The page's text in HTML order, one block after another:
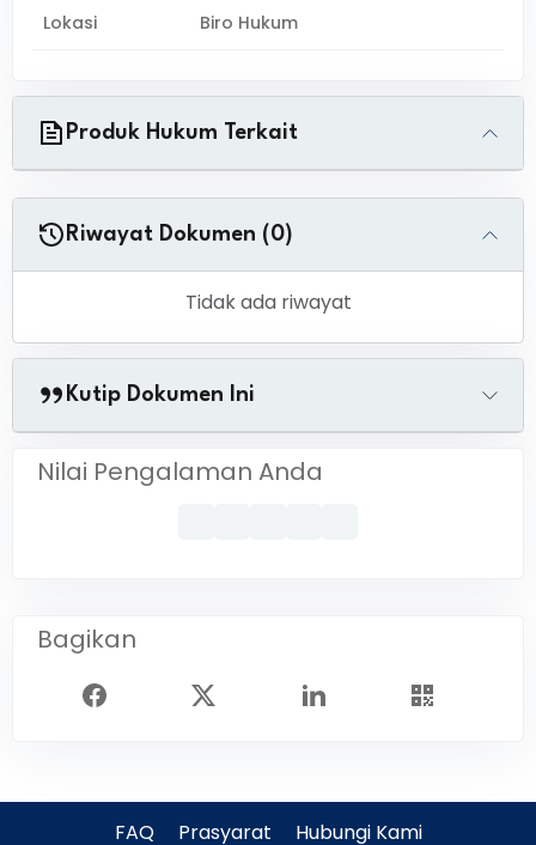
Lokasi Biro Hukum
Produk Hukum Terkait
Riwayat Dokumen (0)
Tidak ada riwayat
Kutip Dokumen Ini
Nilai Pengalaman Anda
Bagikan
FAQ Prasyarat Hubungi Kami